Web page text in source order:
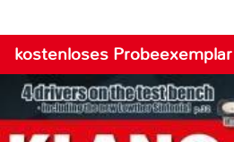
kostenloses Probeexemplar